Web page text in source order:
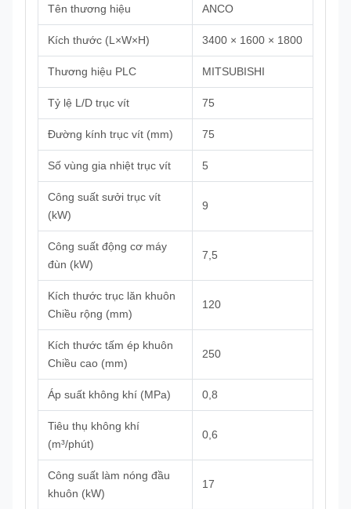
Tên thương hiệu ANCO
Kích thước (L×W×H) 3400 × 1600 × 1800
Thương hiệu PLC MITSUBISHI
Tỷ lệ L/D trục vít 75
Đường kính trục vít (mm) 75
Số vùng gia nhiệt trục vít 5
Công suất sưởi trục vít
(kW)
9
Công suất động cơ máy
đùn (kW)
7,5
Kích thước trục lăn khuôn
Chiều rộng (mm)
120
Kích thước tấm ép khuôn
Chiều cao (mm)
250
Áp suất không khí (MPa) 0,8
Tiêu thụ không khí
(m³/phút)
0,6
Công suất làm nóng đầu
khuôn (kW)
17